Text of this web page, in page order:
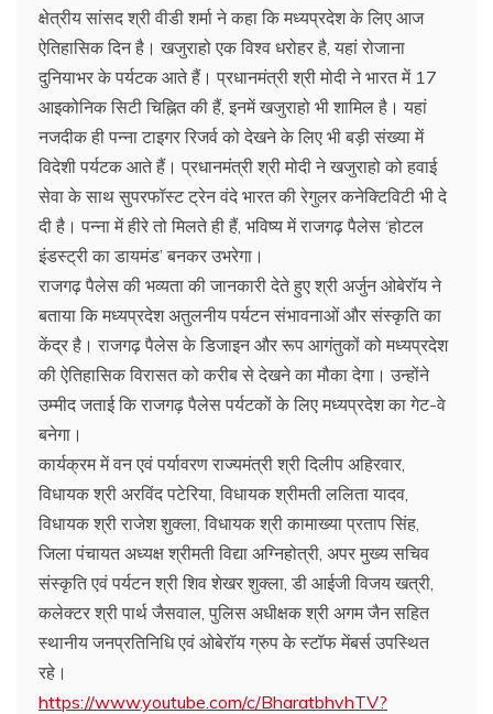
क्षेत्रीय सांसद श्री वीडी शर्मा ने कहा कि मध्यप्रदेश के लिए आज
ऐतिहासिक दिन है। खजुराहो एक विश्व धरोहर है, यहां रोजाना
दुनियाभर के पर्यटक आते हैं। प्रधानमंत्री श्री मोदी ने भारत में 17
आइकोनिक सिटी चिह्नित की हैं, इनमें खजुराहो भी शामिल है। यहां
नजदीक ही पन्ना टाइगर रिजर्व को देखने के लिए भी बड़ी संख्या में
विदेशी पर्यटक आते हैं। प्रधानमंत्री श्री मोदी ने खजुराहो को हवाई
सेवा के साथ सुपरफॉस्ट ट्रेन वंदे भारत की रेगुलर कनेक्टिविटी भी दे
दी है। पन्ना में हीरे तो मिलते ही हैं, भविष्य में राजगढ़ पैलेस ‘होटल
इंडस्ट्री का डायमंड’ बनकर उभरेगा।
राजगढ़ पैलेस की भव्यता की जानकारी देते हुए श्री अर्जुन ओबेरॉय ने
बताया कि मध्यप्रदेश अतुलनीय पर्यटन संभावनाओं और संस्कृति का
केंद्र है। राजगढ़ पैलेस के डिजाइन और रूप आगंतुकों को मध्यप्रदेश
की ऐतिहासिक विरासत को करीब से देखने का मौका देगा। उन्होंने
उम्मीद जताई कि राजगढ़ पैलेस पर्यटकों के लिए मध्यप्रदेश का गेट-वे
बनेगा।
कार्यक्रम में वन एवं पर्यावरण राज्यमंत्री श्री दिलीप अहिरवार,
विधायक श्री अरविंद पटेरिया, विधायक श्रीमती ललिता यादव,
विधायक श्री राजेश शुक्ला, विधायक श्री कामाख्या प्रताप सिंह,
जिला पंचायत अध्यक्ष श्रीमती विद्या अग्निहोत्री, अपर मुख्य सचिव
संस्कृति एवं पर्यटन श्री शिव शेखर शुक्ला, डी आईजी विजय खत्री,
कलेक्टर श्री पार्थ जैसवाल, पुलिस अधीक्षक श्री अगम जैन सहित
स्थानीय जनप्रतिनिधि एवं ओबेरॉय ग्रुप के स्टॉफ मेंबर्स उपस्थित
रहे।
https://www.youtube.com/c/BharatbhvhTV?